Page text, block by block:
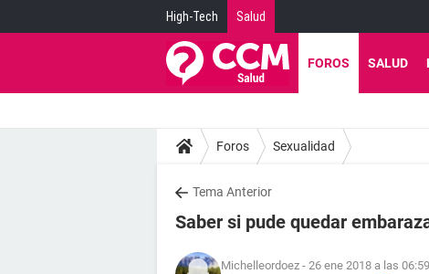
High-Tech Salud
FOROS SALUD
Foros Sexualidad
Tema Anterior
Saber si pude quedar
Michelleordoez - 26 ene 2018 a las 06:59